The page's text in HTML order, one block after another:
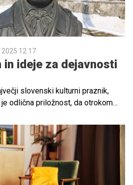
2025 12.17
in ideje za dejavnosti
slovenski kulturni praznik,
je odlična priložnost, da otrokom
slovenskega jezika, kulture
smo pripravili nekaj idej.